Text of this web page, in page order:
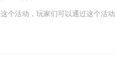
个活动，玩家们可以通过这个活动